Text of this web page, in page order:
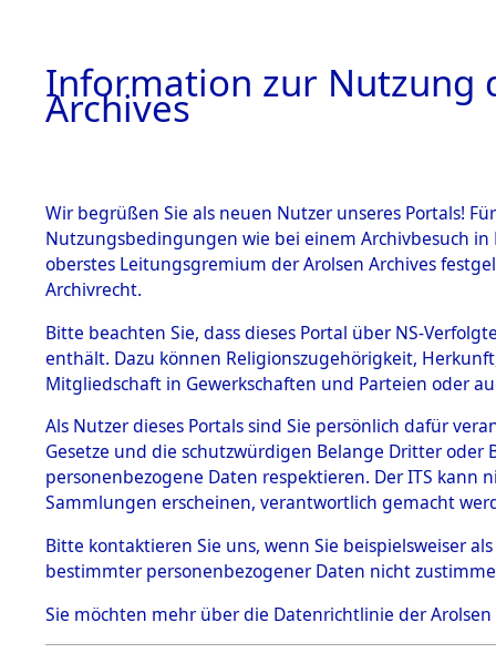
BESTÄNDE
1.
mente
5. Verschiedenes
5.3
Todesmärsche
5.3.1 Alliierte
Erhebungen
zu
Todesmärsch
en
5.3.2
Baden-
Sinsheim
Information zur Nutzung
Archives
Wir begrüßen Sie als neuen Nutzer unseres Portals!
Nutzungsbedingungen wie bei einem Archivbesuch
oberstes Leitungsgremium der Arolsen Archives
Archivrecht.
Bitte beachten Sie, dass dieses Portal über NS-
enthält. Dazu können Religionszugehörigkeit,
Mitgliedschaft in Gewerkschaften und Parteien oder
Als Nutzer dieses Portals sind Sie persönlich dafür
Gesetze und die schutzwürdigen Belange Dritter
personenbezogene Daten respektieren. Der ITS
Sammlungen erscheinen, verantwortlich gemacht
Bitte kontaktieren Sie uns, wenn Sie beispielsweiser
bestimmter personenbezogener Daten nicht
Sie möchten mehr über die Datenrichtlinie der Arolsen